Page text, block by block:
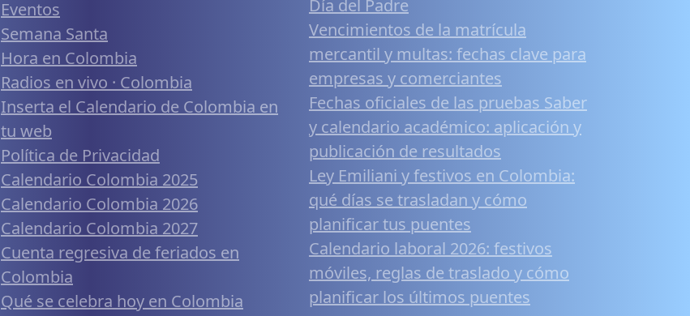
Eventos
Semana Santa
Hora en Colombia
Radios en vivo · Colombia
Inserta el Calendario de Colombia en
tu web
Política de Privacidad
Calendario Colombia 2025
Calendario Colombia 2026
Calendario Colombia 2027
Cuenta regresiva de feriados en
Colombia
Qué se celebra hoy en Colombia
Día del Padre
Vencimientos de la matrícula
mercantil y multas: fechas clave para
empresas y comerciantes
Fechas oficiales de las pruebas Saber
y calendario académico: aplicación y
publicación de resultados
Ley Emiliani y festivos en Colombia:
qué días se trasladan y cómo
planificar tus puentes
Calendario laboral 2026: festivos
móviles, reglas de traslado y cómo
planificar los últimos puentes